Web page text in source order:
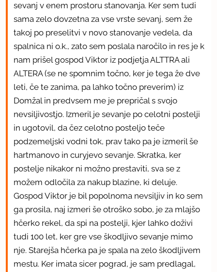
sevanj v enem prostoru stanovanja. Ker sem tudi
sama zelo dovzetna za vse vrste sevanj, sem že
takoj po preselitvi v novo stanovanje vedela, da
spalnica ni o.k., zato sem poslala naročilo in res je k
nam prišel gospod Viktor iz podjetja ALTTRA ali
ALTERA (se ne spomnim točno, ker je tega že dve
leti, če te zanima, pa lahko točno preverim) iz
Domžal in predvsem me je prepričal s svojo
nevsiljivostjo. Izmeril je sevanje po celotni postelji
in ugotovil, da čez celotno posteljo teče
podzemeljski vodni tok, prav tako pa je izmeril še
hartmanovo in curyjevo sevanje. Skratka, ker
postelje nikakor ni možno prestaviti, sva se z
možem odločila za nakup blazine, ki deluje.
Gospod Viktor je bil popolnoma nevsiljiv in ko sem
ga prosila, naj izmeri še otroško sobo, je za mlajšo
hčerko rekel, da spi na postelji, kjer lahko doživi
tudi 100 let, ker gre vse škodljivo sevanje mimo
nje. Starejša hčerka pa je spala na zelo škodljivem
mestu. Ker imata sicer pograd, je sam predlagal,